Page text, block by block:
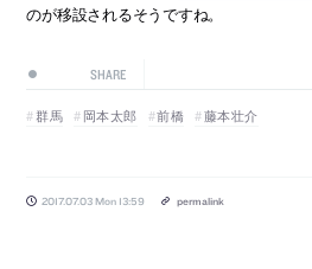
のが移設されるそうですね。
SHARE
群馬 岡本太郎 前橋 藤本壮介
2017.07.03 Mon 13:59 permalink